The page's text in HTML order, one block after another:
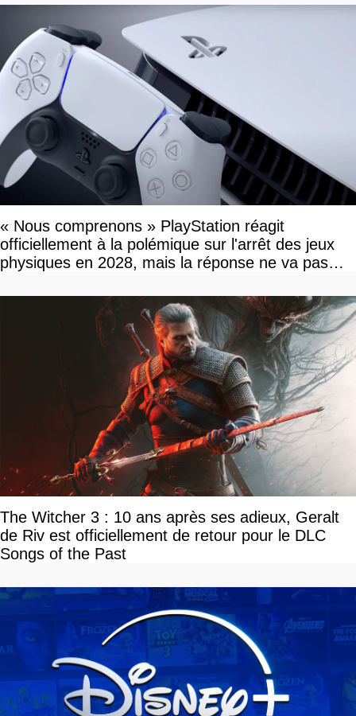
« Nous comprenons » PlayStation réagit
officiellement à la polémique sur l'arrêt des jeux
physiques en 2028, mais la réponse ne va pas
The Witcher 3 : 10 ans après ses adieux, Geralt
de Riv est officiellement de retour pour le DLC
Songs of the Past